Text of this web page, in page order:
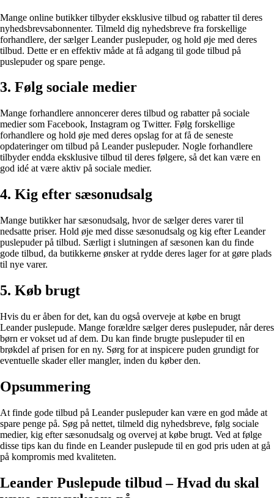
Mange online butikker tilbyder eksklusive tilbud og rabatter til deres
nyhedsbrevsabonnenter. Tilmeld dig nyhedsbreve fra forskellige
forhandlere, der sælger Leander puslepuder, og hold øje med deres
tilbud. Dette er en effektiv måde at få adgang til gode tilbud på
puslepuder og spare penge.
3. Følg sociale medier
Mange forhandlere annoncerer deres tilbud og rabatter på sociale
medier som Facebook, Instagram og Twitter. Følg forskellige
forhandlere og hold øje med deres opslag for at få de seneste
opdateringer om tilbud på Leander puslepuder. Nogle forhandlere
tilbyder endda eksklusive tilbud til deres følgere, så det kan være en
god idé at være aktiv på sociale medier.
4. Kig efter sæsonudsalg
Mange butikker har sæsonudsalg, hvor de sælger deres varer til
nedsatte priser. Hold øje med disse sæsonudsalg og kig efter Leander
puslepuder på tilbud. Særligt i slutningen af sæsonen kan du finde
gode tilbud, da butikkerne ønsker at rydde deres lager for at gøre plads
til nye varer.
5. Køb brugt
Hvis du er åben for det, kan du også overveje at købe en brugt
Leander puslepude. Mange forældre sælger deres puslepuder, når deres
børn er vokset ud af dem. Du kan finde brugte puslepuder til en
brøkdel af prisen for en ny. Sørg for at inspicere puden grundigt for
eventuelle skader eller mangler, inden du køber den.
Opsummering
At finde gode tilbud på Leander puslepuder kan være en god måde at
spare penge på. Søg på nettet, tilmeld dig nyhedsbreve, følg sociale
medier, kig efter sæsonudsalg og overvej at købe brugt. Ved at følge
disse tips kan du finde en Leander puslepude til en god pris uden at gå
på kompromis med kvaliteten.
Leander Puslepude tilbud – Hvad du skal